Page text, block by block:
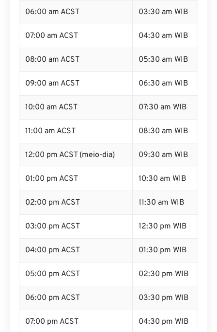
06:00 am ACST 03:30 am WIB
07:00 am ACST 04:30 am WIB
08:00 am ACST 05:30 am WIB
09:00 am ACST 06:30 am WIB
10:00 am ACST 07:30 am WIB
11:00 am ACST 08:30 am WIB
12:00 pm ACST (meio-dia) 09:30 am WIB
01:00 pm ACST 10:30 am WIB
02:00 pm ACST 11:30 am WIB
03:00 pm ACST 12:30 pm WIB
04:00 pm ACST 01:30 pm WIB
05:00 pm ACST 02:30 pm WIB
06:00 pm ACST 03:30 pm WIB
07:00 pm ACST 04:30 pm WIB